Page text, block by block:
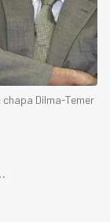
Dilma-Temer